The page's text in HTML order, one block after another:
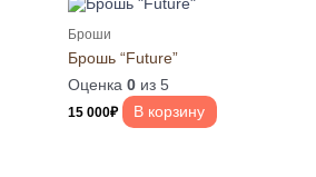
Броши
Брошь “Future”
Оценка0 из 5
15 000₽ В корзину